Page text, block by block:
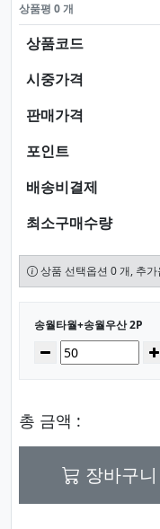
상품평 0 개
상품코드
시중가격
판매가격
포인트
배송비결제
최소구매수량
상품 선택옵션 0 개, 추
선택된 옵션
송월타월+송월우산 2P
수량감소
총 금액 :
장바구니